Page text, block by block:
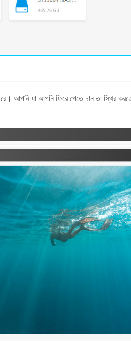
আপনি যা আপনি ফিরে পেতে চান তা স্থির